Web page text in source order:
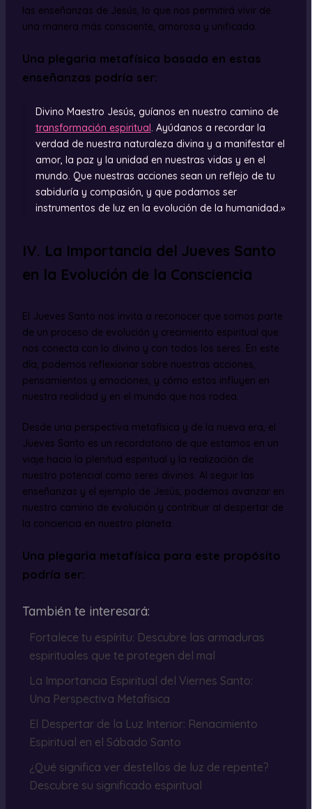
las enseñanzas de Jesús, lo que nos permitirá vivir de
una manera más consciente, amorosa y unificada.
Una plegaria metafísica basada en estas
enseñanzas podría ser:
Divino Maestro Jesús, guíanos en nuestro camino de
transformación espiritual. Ayúdanos a recordar la
verdad de nuestra naturaleza divina y a manifestar el
amor, la paz y la unidad en nuestras vidas y en el
mundo. Que nuestras acciones sean un reflejo de tu
sabiduría y compasión, y que podamos ser
instrumentos de luz en la evolución de la humanidad.»
IV. La Importancia del Jueves Santo
en la Evolución de la Consciencia
El Jueves Santo nos invita a reconocer que somos parte
de un proceso de evolución y crecimiento espiritual que
nos conecta con lo divino y con todos los seres. En este
día, podemos reflexionar sobre nuestras acciones,
pensamientos y emociones, y cómo estos influyen en
nuestra realidad y en el mundo que nos rodea.
Desde una perspectiva metafísica y de la nueva era, el
Jueves Santo es un recordatorio de que estamos en un
viaje hacia la plenitud espiritual y la realización de
nuestro potencial como seres divinos. Al seguir las
enseñanzas y el ejemplo de Jesús, podemos avanzar en
nuestro camino de evolución y contribuir al despertar de
la conciencia en nuestro planeta.
Una plegaria metafísica para este propósito
podría ser:
También te interesará:
Fortalece tu espíritu: Descubre las armaduras
espirituales que te protegen del mal
La Importancia Espiritual del Viernes Santo:
Una Perspectiva Metafísica
El Despertar de la Luz Interior: Renacimiento
Espiritual en el Sábado Santo
¿Qué significa ver destellos de luz de repente?
Descubre su significado espiritual